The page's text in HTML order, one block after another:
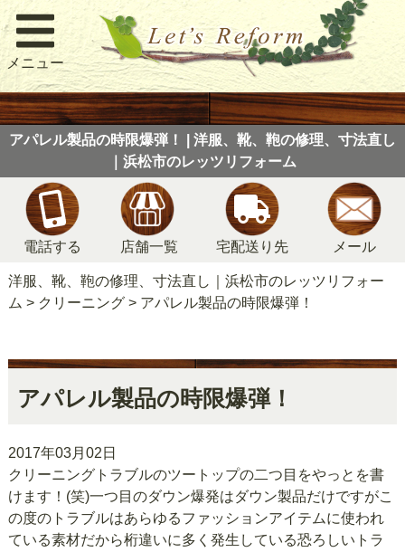
メニュー
アパレル製品の時限爆弾！ | 洋服、靴、鞄の修理、寸法直し
｜浜松市のレッツリフォーム
電話する 店舗一覧 宅配送り先 メール
洋服、靴、鞄の修理、寸法直し｜浜松市のレッツリフォー
ム > クリーニング> アパレル製品の時限爆弾！
アパレル製品の時限爆弾！
2017年03月02日
クリーニングトラブルのツートップの二つ目をやっとを書
けます！(笑)一つ目のダウン爆発はダウン製品だけですがこ
の度のトラブルはあらゆるファッションアイテムに使われ
ている素材だから桁違いに多く発生している恐ろしいトラ